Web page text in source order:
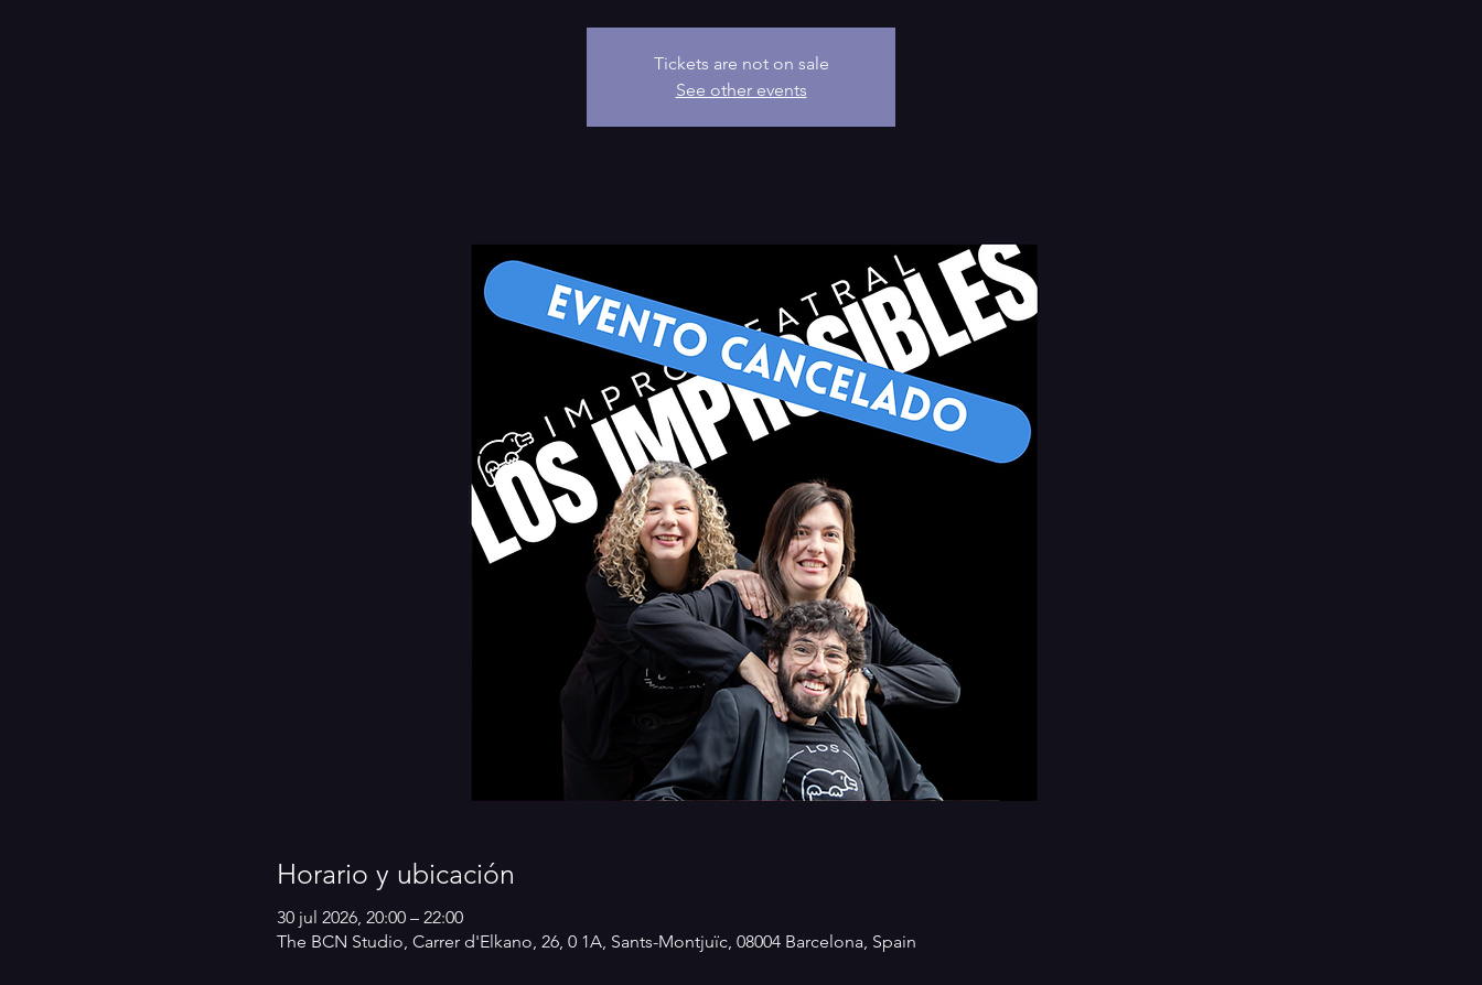
Tickets are not on sale
See other events
Horario y ubicación
30 jul 2026, 20:00 – 22:00
The BCN Studio, Carrer d'Elkano, 26, 0 1A, Sants-Montjuïc, 08004 Barcelona, Spain